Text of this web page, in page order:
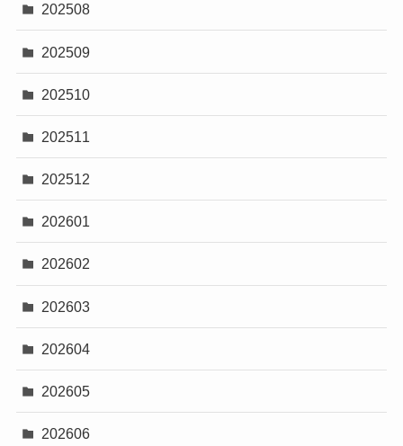
202508
202509
202510
202511
202512
202601
202602
202603
202604
202605
202606